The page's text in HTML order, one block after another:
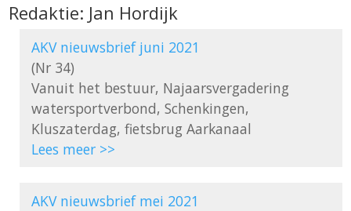
Redaktie: Jan Hordijk
AKV nieuwsbrief juni 2021
(Nr 34)
Vanuit het bestuur, Najaarsvergadering
watersportverbond, Schenkingen,
Lees meer >>
AKV nieuwsbrief mei 2021